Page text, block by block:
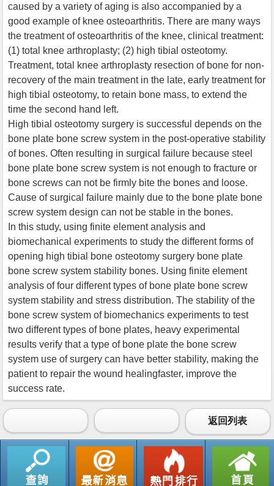
caused by a variety of aging is also accompanied by a
good example of knee osteoarthritis. There are many ways
the treatment of osteoarthritis of the knee, clinical treatment:
(1) total knee arthroplasty; (2) high tibial osteotomy.
Treatment, total knee arthroplasty resection of bone for non-
recovery of the main treatment in the late, early treatment for
high tibial osteotomy, to retain bone mass, to extend the
time the second hand left.
High tibial osteotomy surgery is successful depends on the
bone plate bone screw system in the post-operative stability
of bones. Often resulting in surgical failure because steel
bone plate bone screw system is not enough to fracture or
bone screws can not be firmly bite the bones and loose.
Cause of surgical failure mainly due to the bone plate bone
screw system design can not be stable in the bones.
In this study, using finite element analysis and
biomechanical experiments to study the different forms of
opening high tibial bone osteotomy surgery bone plate
bone screw system stability bones. Using finite element
analysis of four different types of bone plate bone screw
system stability and stress distribution. The stability of the
bone screw system of biomechanics experiments to test
two different types of bone plates, heavy experimental
results verify that a type of bone plate the bone screw
system use of surgery can have better stability, making the
patient to repair the wound healingfaster, improve the
success rate.
返回列表